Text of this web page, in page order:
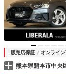
販売店保証 オンライン
熊本県熊本市中央